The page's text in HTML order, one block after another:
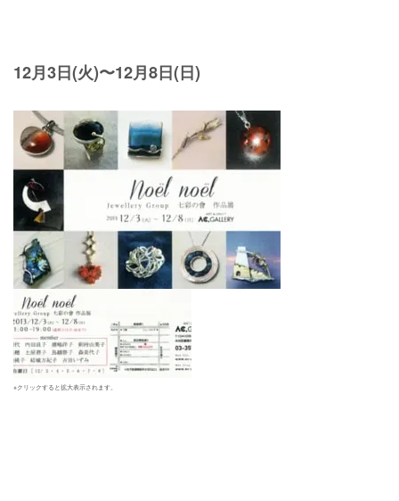
12月3日(火)〜12月8日(日)
※クリックすると拡大表示されます。